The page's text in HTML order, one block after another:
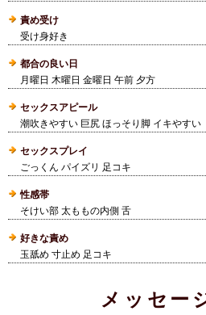
責め受け
受け身好き
都合の良い日
月曜日 木曜日 金曜日 午前 夕方
セックスアピール
潮吹きやすい 巨尻 ほっそり脚 イキやすい
セックスプレイ
ごっくん パイズリ 足コキ
性感帯
そけい部 太ももの内側 舌
好きな責め
玉舐め 寸止め 足コキ
メッセー